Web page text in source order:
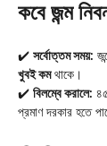
কবে জন্ম
✔️ সর্বোত্তম সময়:
খুবই কমথাকে।
✔️ বিলম্বে করালে:
প্রমাণ দরকার হতে